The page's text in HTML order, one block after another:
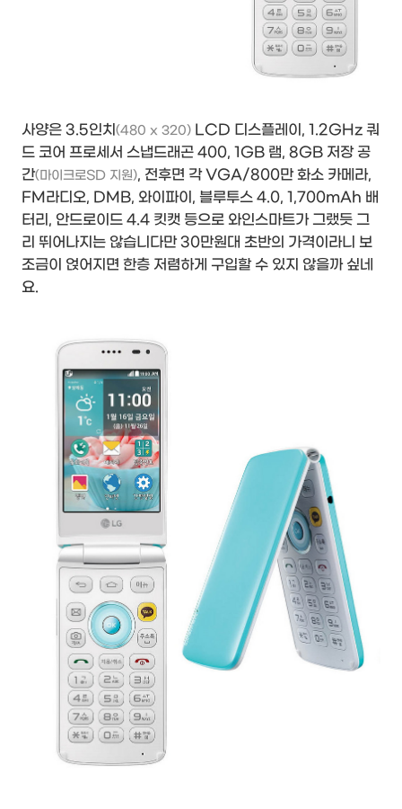
사양은 3.5인치 (480 x 320) LCD 디스플레이, 1.2GHz 쿼
드 코어 프로세서 스냅드래곤 400, 1GB 램, 8GB 저장 공
간(마이크로SD 지원), 전후면 각 VGA/800만 화소 카메라,
FM라디오, DMB, 와이파이, 블루투스 4.0, 1,700mAh 배
터리, 안드로이드 4.4 킷캣 등으로 와인스마트가 그랬듯 그
리 뛰어나지는 않습니다만 30만원대 초반의 가격이라니 보
조금이 얹어지면 한층 저렴하게 구입할 수 있지 않을까 싶네
요.